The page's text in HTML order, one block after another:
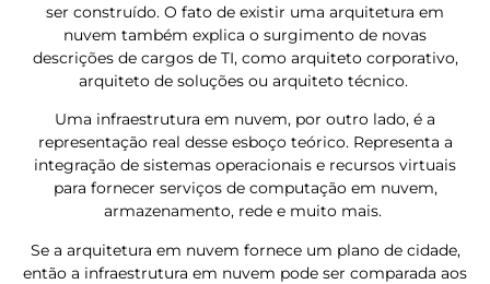
ser construído. O fato de existir uma arquitetura em
nuvem também explica o surgimento de novas
descrições de cargos de TI, como arquiteto corporativo,
arquiteto de soluções ou arquiteto técnico.
Uma infraestrutura em nuvem, por outro lado, é a
representação real desse esboço teórico. Representa a
integração de sistemas operacionais e recursos virtuais
para fornecer serviços de computação em nuvem,
armazenamento, rede e muito mais.
Se a arquitetura em nuvem fornece um plano de cidade,
então a infraestrutura em nuvem pode ser comparada aos